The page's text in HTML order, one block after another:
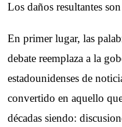
Los daños resultantes
En primer lugar, las
debate reemplaza a la
estadounidenses de
convertido en aquello
décadas siendo: